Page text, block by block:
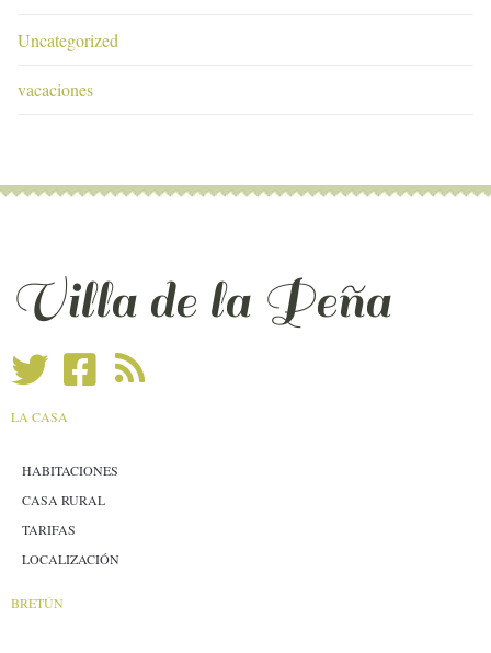
Uncategorized
vacaciones
Villa de la Peña
LA CASA
HABITACIONES
CASA RURAL
TARIFAS
LOCALIZACIÓN
BRETÚN